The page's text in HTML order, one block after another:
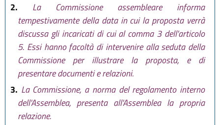
2.
La Commissione assembleare informa
tempestivamente della data in cui la proposta verrà
discussa gli incaricati di cui al comma 3 dell'articolo
5. Essi hanno facoltà di intervenire alla seduta della
Commissione per illustrare la proposta, e di
presentare documenti e relazioni.
3. La Commissione, a norma del regolamento interno
dell'Assemblea, presenta all'Assemblea la propria
relazione.